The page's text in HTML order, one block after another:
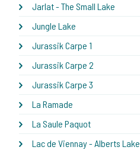
Jarlat - The Small Lake
Jungle Lake
Jurassik Carpe 1
Jurassik Carpe 2
Jurassik Carpe 3
La Ramade
La Saule Paquot
Lac de Viennay - Alberts Lake